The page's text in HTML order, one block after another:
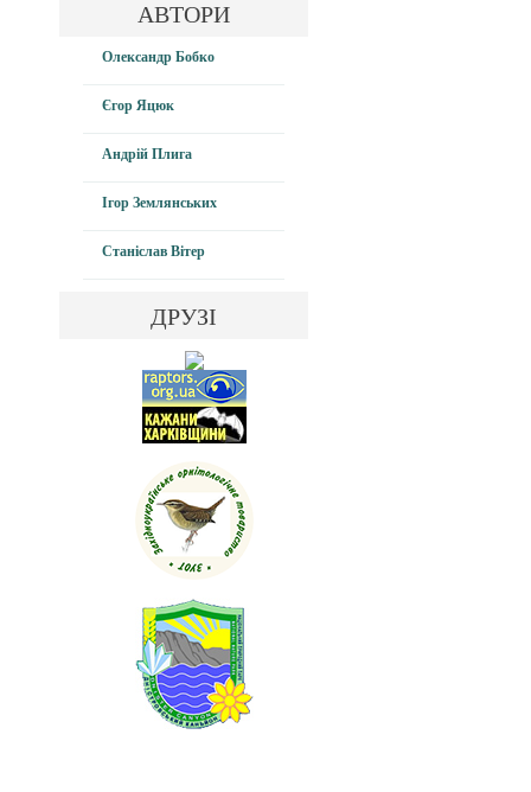
АВТОРИ
Олександр Бобко
Єгор Яцюк
Андрій Плига
Ігор Землянських
Станіслав Вітер
ДРУЗІ